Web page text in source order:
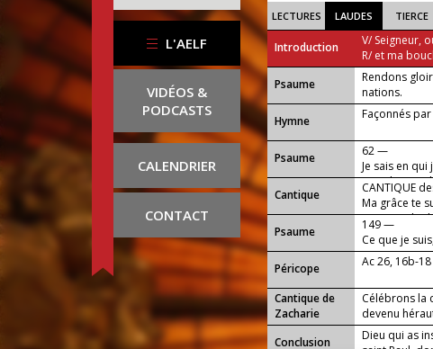
L'AELF
VIDÉOS &
PODCASTS
CALENDRIER
CONTACT
LECTURES LAUDES TIERCE
Introduction
V/ Seigneur,
R/ et ma
Psaume
Rendons
nations.
Hymne
Façonnés
Psaume
62 —
Je sais en
pour le jour
Cantique
CANTIQUE
Ma grâce te
s'accomplit
Psaume
149 —
Ce que je
toujours
Péricope
Ac 26, 16b-18
Cantique de
Zacharie
Célébrons la
devenu
Conclusion
Dieu qui as